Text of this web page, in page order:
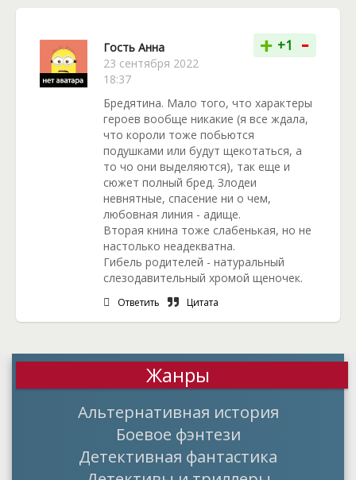
Гость Анна
23 сентября 2022
18:37
+ +1 -
Бредятина. Мало того, что характеры
героев вообще никакие (я все ждала,
что короли тоже побьются
подушками или будут щекотаться, а
то чо они выделяются), так еще и
сюжет полный бред. Злодеи
невнятные, спасение ни о чем,
любовная линия - адище.
Вторая книна тоже слабенькая, но не
настолько неадекватна.
Гибель родителей - натуральный
слезодавительный хромой щеночек.
Ответить Цитата
Жанры
Альтернативная история
Боевое фэнтези
Детективная фантастика